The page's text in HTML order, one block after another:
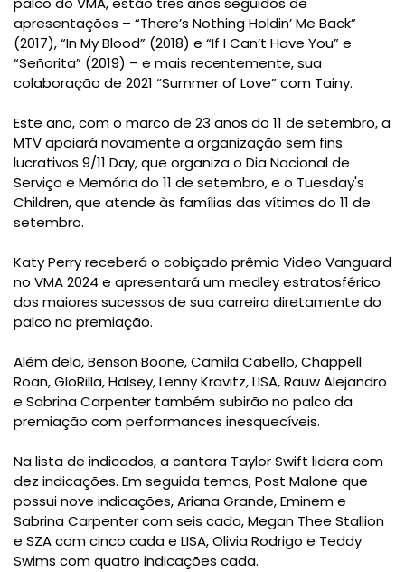
apresentações – “There’s Nothing Holdin’ Me Back”
(2017), “In My Blood” (2018) e “If I Can’t Have You” e
“Señorita” (2019) – e mais recentemente, sua
colaboração de 2021 “Summer of Love” com Tainy.
Este ano, com o marco de 23 anos do 11 de setembro, a
MTV apoiará novamente a organização sem fins
lucrativos 9/11 Day, que organiza o Dia Nacional de
Serviço e Memória do 11 de setembro, e o Tuesday's
Children, que atende às famílias das vítimas do 11 de
setembro.
Katy Perry receberá o cobiçado prêmio Video Vanguard
no VMA 2024 e apresentará um medley estratosférico
dos maiores sucessos de sua carreira diretamente do
palco na premiação.
Além dela, Benson Boone, Camila Cabello, Chappell
Roan, GloRilla, Halsey, Lenny Kravitz, LISA, Rauw Alejandro
e Sabrina Carpenter também subirão no palco da
premiação com performances inesquecíveis.
Na lista de indicados, a cantora Taylor Swift lidera com
dez indicações. Em seguida temos, Post Malone que
possui nove indicações, Ariana Grande, Eminem e
Sabrina Carpenter com seis cada, Megan Thee Stallion
e SZA com cinco cada e LISA, Olivia Rodrigo e Teddy
Swims com quatro indicações cada.